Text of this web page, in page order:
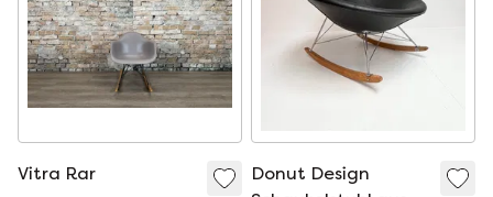
Vitra Rar
Donut Design